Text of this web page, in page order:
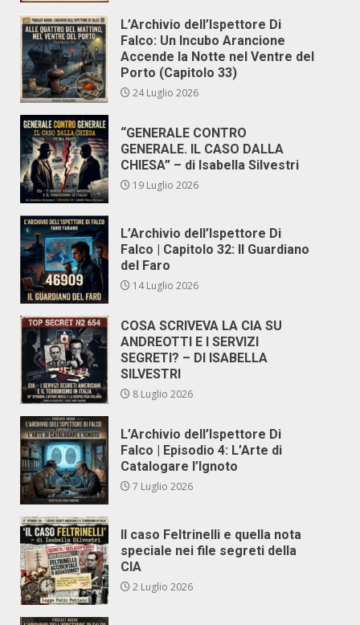
L’Archivio dell’Ispettore Di
Falco: Un Incubo Arancione
Accende la Notte nel Ventre del
Porto (Capitolo 33)
24 Luglio 2026
“GENERALE CONTRO
GENERALE. IL CASO DALLA
CHIESA” – di Isabella Silvestri
19 Luglio 2026
L’Archivio dell’Ispettore Di
Falco | Capitolo 32: Il Guardiano
del Faro
14 Luglio 2026
COSA SCRIVEVA LA CIA SU
ANDREOTTI E I SERVIZI
SEGRETI? – DI ISABELLA
SILVESTRI
8 Luglio 2026
L’Archivio dell’Ispettore Di
Falco | Episodio 4: L’Arte di
Catalogare l’Ignoto
7 Luglio 2026
Il caso Feltrinelli e quella nota
speciale nei file segreti della
CIA
2 Luglio 2026